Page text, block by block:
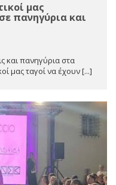
μας
πανηγύρια και
και πανηγύρια στα
μας ταγοί να έχουν [...]